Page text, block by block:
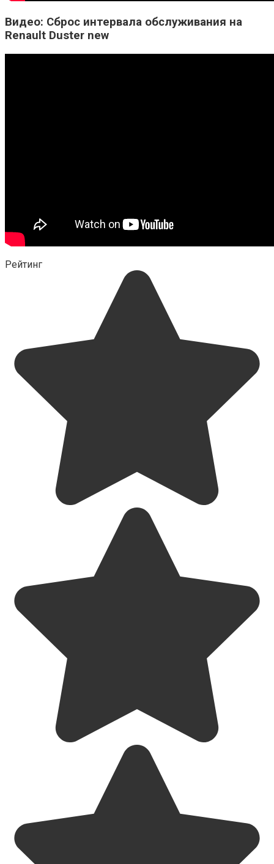
Видео: Сброс интервала обслуживания на
Renault Duster new
Рейтинг